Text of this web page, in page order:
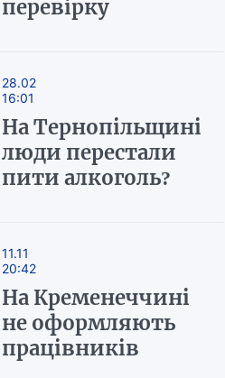
перевірку
28.02
16:01
На Тернопільщині
люди перестали
пити алкоголь?
11.11
20:42
На Кременеччині
не оформляють
працівників